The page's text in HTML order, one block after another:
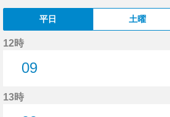
平日 土曜
12時
09
13時